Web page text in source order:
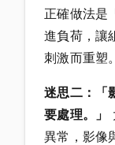
正確做法是
進負荷，讓
刺激而重塑。
迷思二：「
要處理。」
異常，影像